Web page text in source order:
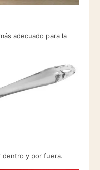
adecuado para la
dentro y por fuera.